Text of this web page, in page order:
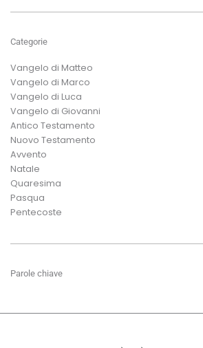
Categorie
Vangelo di Matteo
Vangelo di Marco
Vangelo di Luca
Vangelo di Giovanni
Antico Testamento
Nuovo Testamento
Avvento
Natale
Quaresima
Pasqua
Pentecoste
Parole chiave